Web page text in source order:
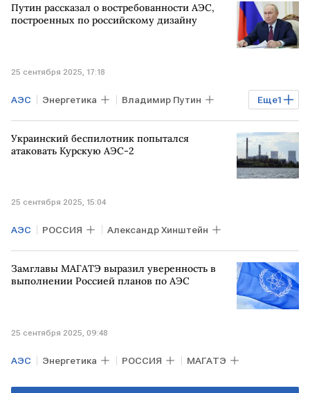
Путин рассказал о востребованности АЭС,
построенных по российскому дизайну
25 сентября 2025, 17:18
Еще1
АЭС Энергетика Владимир Путин
РОССИЯ
Украинский беспилотник попытался
атаковать Курскую АЭС-2
25 сентября 2025, 15:04
АЭС РОССИЯ Александр Хинштейн
Замглавы МАГАТЭ выразил уверенность в
выполнении Россией планов по АЭС
25 сентября 2025, 09:48
АЭС Энергетика РОССИЯ МАГАТЭ